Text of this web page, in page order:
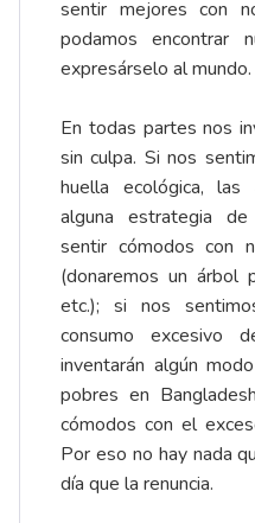
sentir mejores con
podamos encontrar
expresárselo al mundo.
En todas partes nos
sin culpa. Si nos
huella ecológica, las
alguna estrategia
sentir cómodos con
(donaremos un árbol
etc.); si nos
consumo excesivo
inventarán algún
pobres en
cómodos con el
Por eso no hay nada
día que la renuncia.